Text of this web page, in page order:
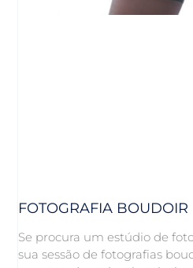
FOTOGRAFIA BOUDOIR
Se procura um estúdio de
sua sessão de fotografias